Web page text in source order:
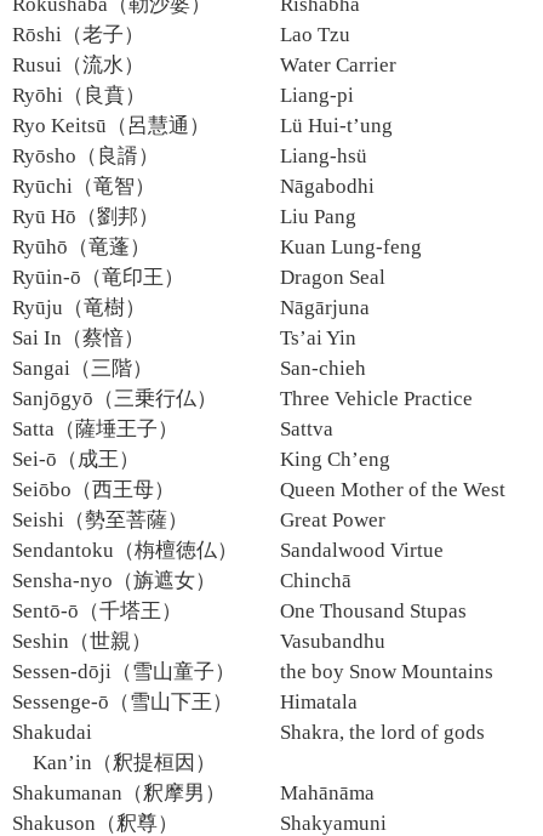
Rōshi（老子）
Lao Tzu
Rusui（流水）
Water Carrier
Ryōhi（良賁）
Liang-pi
Ryo Keitsū（呂慧通）
Lü Hui-t’ung
Ryōsho（良諝）
Liang-hsü
Ryūchi（竜智）
Nāgabodhi
Ryū Hō（劉邦）
Liu Pang
Ryūhō（竜蓬）
Kuan Lung-feng
Ryūin-ō（竜印王）
Dragon Seal
Ryūju（竜樹）
Nāgārjuna
Sai In（蔡愔）
Ts’ai Yin
Sangai（三階）
San-chieh
Sanjōgyō（三乗行仏）
Three Vehicle Practice
Satta（薩埵王子）
Sattva
Sei-ō（成王）
King Ch’eng
Seiōbo（西王母）
Queen Mother of the West
Seishi（勢至菩薩）
Great Power
Sendantoku（栴檀徳仏）
Sandalwood Virtue
Sensha-nyo（旃遮女）
Chinchā
Sentō-ō（千塔王）
One Thousand Stupas
Seshin（世親）
Vasubandhu
Sessen-dōji（雪山童子）
the boy Snow Mountains
Sessenge-ō（雪山下王）
Himatala
Shakudai
Kan’in（釈提桓因）
Shakra, the lord of gods
Shakumanan（釈摩男）
Mahānāma
Shakuson（釈尊）
Shakyamuni